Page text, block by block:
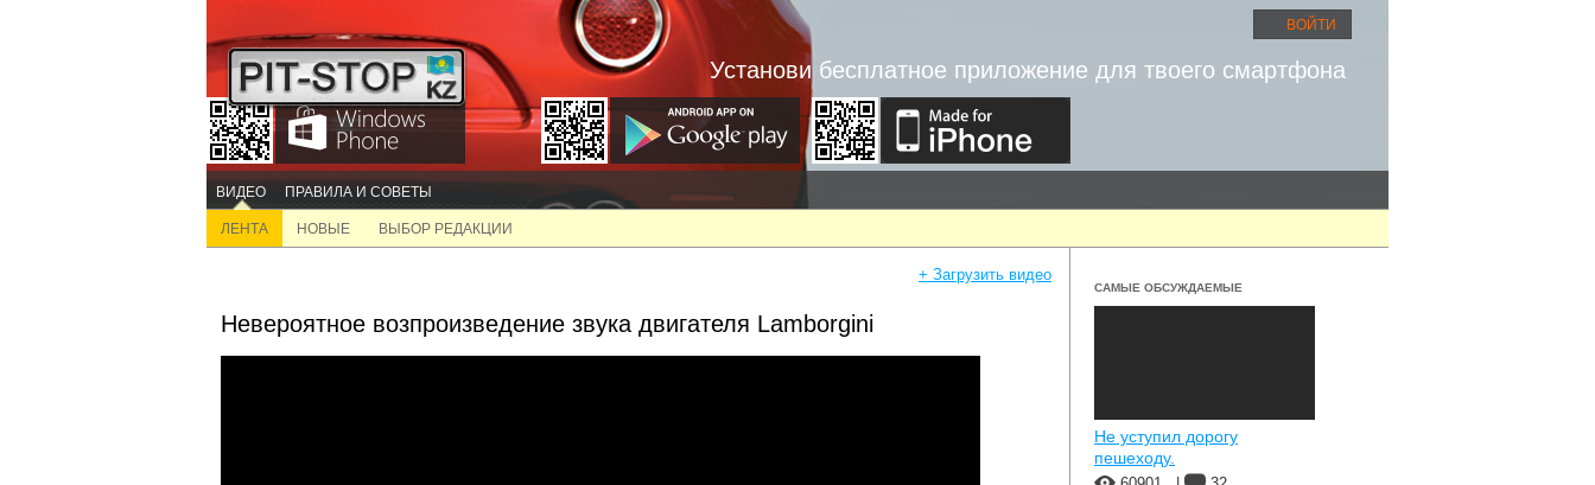
ВОЙТИ
Установи бесплатное приложение для твоего смартфона
ВИДЕО ПРАВИЛА И СОВЕТЫ
ЛЕНТА НОВЫЕ ВЫБОР РЕДАКЦИИ
+ Загрузить видео
Невероятное возпроизведение звука двигателя Lamborgini
САМЫЕ ОБСУЖДАЕМЫЕ
Не уступил дорогу
пешеходу.